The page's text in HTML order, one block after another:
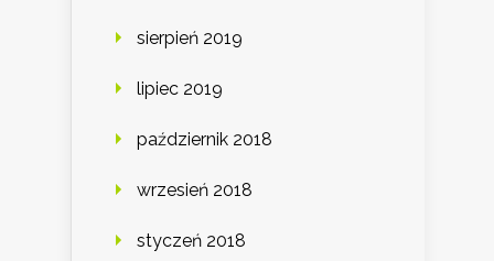
sierpień 2019
lipiec 2019
październik 2018
wrzesień 2018
styczeń 2018